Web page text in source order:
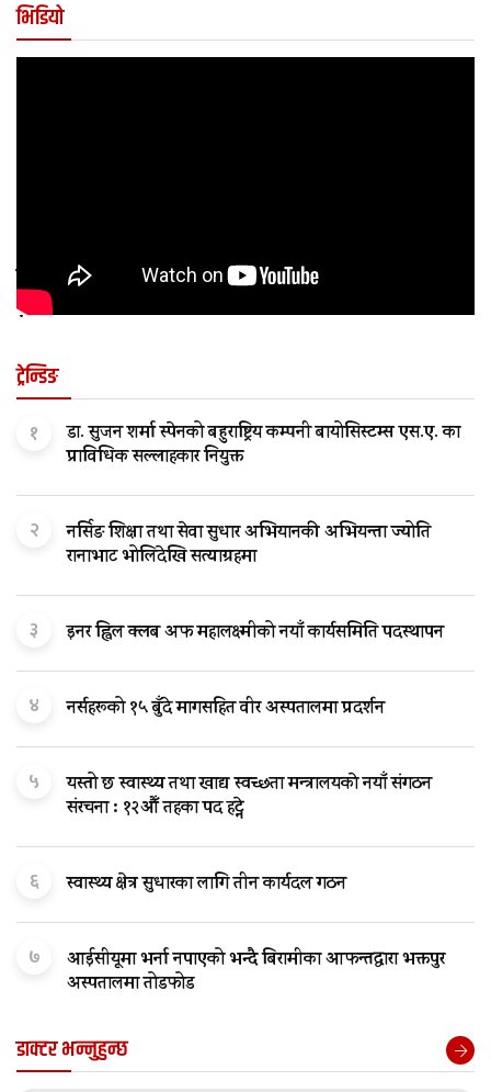
भिडियो
कुन अवस्थामा बच्चालाई शल्यक्रिया आवश्यक पर्छ
?
ट्रेन्डिङ
१
डा. सुजन शर्मा स्पेनको बहुराष्ट्रिय कम्पनी बायोसिस्टम्स एस.ए. का
प्राविधिक सल्लाहकार नियुक्त
२
नर्सिङ शिक्षा तथा सेवा सुधार अभियानकी अभियन्ता ज्योति
रानाभाट भोलिदेखि सत्याग्रहमा
३ इनर ह्विल क्लब अफ महालक्ष्मीको नयाँ कार्यसमिति पदस्थापन
४ नर्सहरूको १५ बुँदे मागसहित वीर अस्पतालमा प्रदर्शन
५
यस्तो छ स्वास्थ्य तथा खाद्य स्वच्छता मन्त्रालयकाे नयाँ संगठन
संरचना : १२औँ तहका पद हट्ने
६ स्वास्थ्य क्षेत्र सुधारका लागि तीन कार्यदल गठन
७
आईसीयूमा भर्ना नपाएको भन्दै बिरामीका आफन्तद्वारा भक्तपुर
अस्पतालमा तोडफोड
डाक्टर भन्नुहुन्छ